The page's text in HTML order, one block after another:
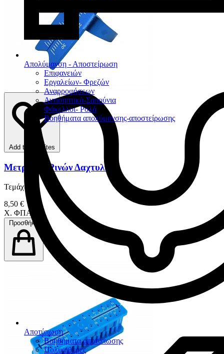
Απολύμανση - Αποστείρωση
Επιφανειών
Εργαλείων- Φρεζών
Αναρροφήσεων
Αντισηπτικά-Σαπούνια
Φάκελλοι- Ρολά
Βοηθήματα απολύμανσης-αποστείρωσης
Αποτύπωση
Βοηθήματα αποτύπωσης
Πολυαιθέρες
Add to favorites
Μετρητής Ρινών Δαχτυλίδι
Τεμάχιο
8,50 €
Χ. ΦΠΑ
Προσθήκη